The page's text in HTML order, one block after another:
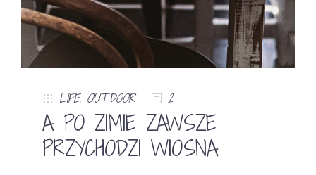
LIFE, OUTDOOR 2
A PO ZIMIE ZAWSZE
PRZYCHODZI WIOSNA